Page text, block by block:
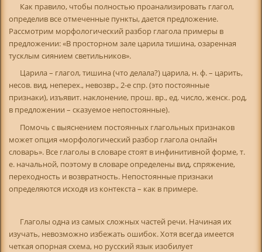
Как правило, чтобы полностью проанализировать глагол,
определив все отмеченные пункты, дается предложение.
Рассмотрим морфологический разбор глагола примеры в
предложении: «В просторном зале царила тишина, озаренная
тусклым сиянием светильников».
Царила – глагол, тишина (что делала?) царила, н. ф. – царить,
несов. вид, неперех., невозвр., 2-е спр. (это постоянные
признаки), изъявит. наклонение, прош. вр., ед. число, женск. род,
в предложении – сказуемое непостоянные).
Помочь с выяснением постоянных глагольных признаков
может опция «морфологический разбор глагола онлайн
словарь». Все глаголы в словаре стоят в инфинитивной форме, т.
е. начальной, поэтому в словаре определены вид, спряжение,
переходность и возвратность. Непостоянные признаки
определяются исходя из контекста – как в примере.
Глаголы одна из самых сложных частей речи. Начиная их
изучать, невозможно избежать ошибок. Хотя всегда имеется
четкая опорная схема, но русский язык изобилует